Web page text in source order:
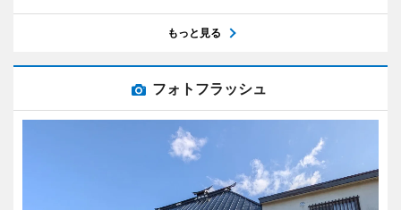
もっと見る
フォトフラッシュ